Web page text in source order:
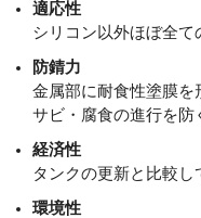
適応性
シリコン以外ほぼ全て
防錆力
金属部に耐食性塗膜を
サビ・腐食の進行を防
経済性
タンクの更新と比較し
環境性